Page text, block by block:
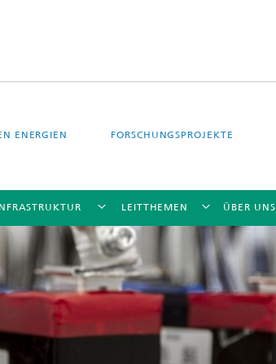
ENERGIEN FORSCHUNGSPROJEKTE
CalLab PV Cells / CalLab PV Modules
LEITTHEMEN ÜBER UNS